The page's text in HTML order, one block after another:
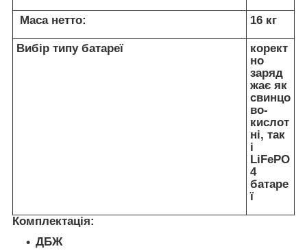
Маса нетто: 16 кг
Вибір типу батареї
корект
но
заряд
жає як
свинцо
во-
кислот
ні, так
і
LiFePO
4
батаре
ї
Комплектація:
ДБЖ